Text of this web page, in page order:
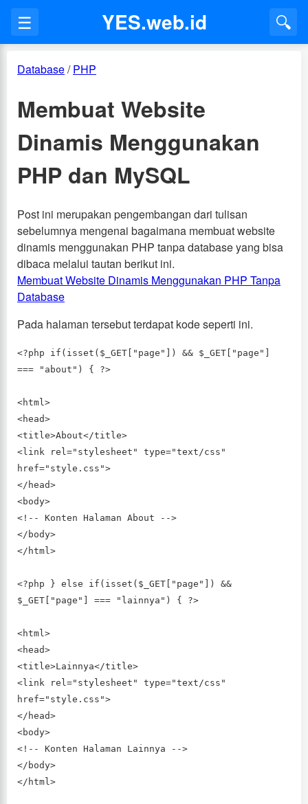
☰ YES.web.id 🔍
Database/PHP
Membuat Website
Dinamis Menggunakan
PHP dan MySQL
Post ini merupakan pengembangan dari tulisan
sebelumnya mengenai bagaimana membuat website
dinamis menggunakan PHP tanpa database yang bisa
dibaca melalui tautan berikut ini.
Membuat Website Dinamis Menggunakan PHP Tanpa
Database
Pada halaman tersebut terdapat kode seperti ini.
<?php if(isset($_GET["page"]) && $_GET["page"]
=== "about") { ?>
<html>
<head>
<title>About</title>
<link rel="stylesheet" type="text/css"
href="style.css">
</head>
<body>
<!-- Konten Halaman About -->
</body>
</html>
<?php } else if(isset($_GET["page"]) &&
$_GET["page"] === "lainnya") { ?>
<html>
<head>
<title>Lainnya</title>
<link rel="stylesheet" type="text/css"
href="style.css">
</head>
<body>
<!-- Konten Halaman Lainnya -->
</body>
</html>